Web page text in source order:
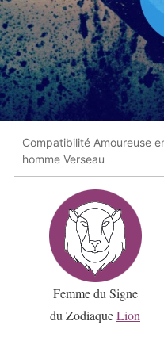
Compatibilité Amoureuse
homme Verseau
Femme du Signe
du ZodiaqueLion